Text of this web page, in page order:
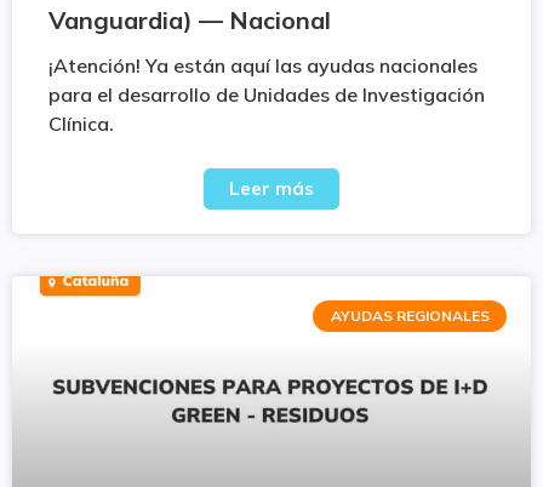
Vanguardia) — Nacional
¡Atención! Ya están aquí las ayudas nacionales
para el desarrollo de Unidades de Investigación
Clínica.
Leer más
AYUDAS REGIONALES